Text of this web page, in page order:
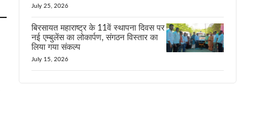
July 25, 2026
बिरसायत महाराष्ट्र के 11वें स्थापना दिवस पर
नई एम्बुलेंस का लोकार्पण, संगठन विस्तार का
लिया गया संकल्प
July 15, 2026